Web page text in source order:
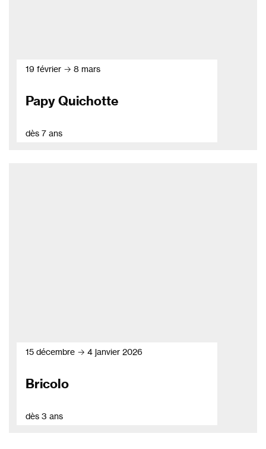
19 février → 8 mars
Papy Quichotte
dès 7 ans
15 décembre → 4 janvier 2026
Bricolo
dès 3 ans